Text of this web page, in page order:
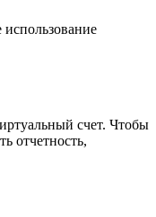
использование
счет. Чтобы
отчетность,